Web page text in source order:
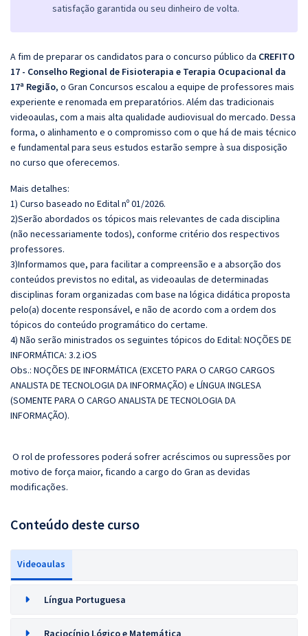
satisfação garantida ou seu dinheiro de volta.
A fim de preparar os candidatos para o concurso público da CREFITO
17 - Conselho Regional de Fisioterapia e Terapia Ocupacional da
17ª Região, o Gran Concursos escalou a equipe de professores mais
experiente e renomada em preparatórios. Além das tradicionais
videoaulas, com a mais alta qualidade audiovisual do mercado. Dessa
forma, o alinhamento e o compromisso com o que há de mais técnico
e fundamental para seus estudos estarão sempre à sua disposição
no curso que oferecemos.
Mais detalhes:
1) Curso baseado no Edital nº 01/2026.
2)Serão abordados os tópicos mais relevantes de cada disciplina
(não necessariamente todos), conforme critério dos respectivos
professores.
3)Informamos que, para facilitar a compreensão e a absorção dos
conteúdos previstos no edital, as videoaulas de determinadas
disciplinas foram organizadas com base na lógica didática proposta
pelo(a) docente responsável, e não de acordo com a ordem dos
tópicos do conteúdo programático do certame.
4) Não serão ministrados os seguintes tópicos do Edital: NOÇÕES DE
INFORMÁTICA: 3.2 iOS
Obs.: NOÇÕES DE INFORMÁTICA (EXCETO PARA O CARGO CARGOS
ANALISTA DE TECNOLOGIA DA INFORMAÇÃO) e LÍNGUA INGLESA
(SOMENTE PARA O CARGO ANALISTA DE TECNOLOGIA DA
INFORMAÇÃO).
O rol de professores poderá sofrer acréscimos ou supressões por
motivo de força maior, ficando a cargo do Gran as devidas
modificações.
Conteúdo deste curso
Videoaulas
Língua Portuguesa
Raciocínio Lógico e Matemática